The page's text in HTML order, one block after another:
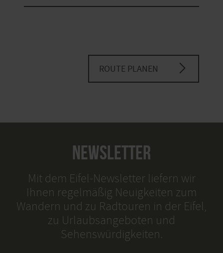
ROUTE PLANEN
NEWSLETTER
Mit dem Eifel-Newsletter liefern wir
Ihnen regelmäßig Neuigkeiten zum
Wandern und zu Radtouren in der Eifel,
zu Urlaubsangeboten und
Sehenswürdigkeiten.